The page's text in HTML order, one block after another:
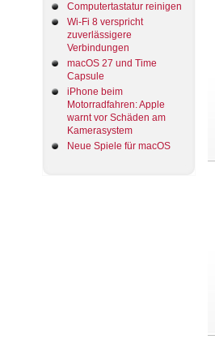
Computertastatur reinigen
Wi-Fi 8 verspricht
zuverlässigere
Verbindungen
macOS 27 und Time
Capsule
iPhone beim
Motorradfahren: Apple
warnt vor Schäden am
Kamerasystem
Neue Spiele für macOS